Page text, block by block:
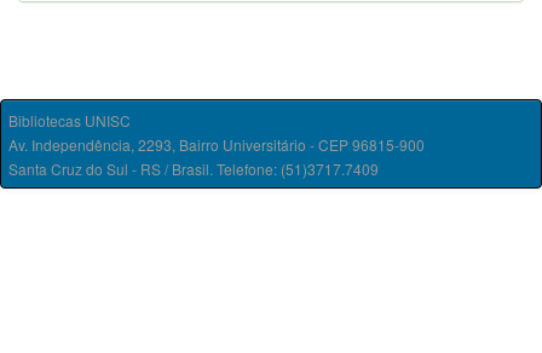
Bibliotecas UNISC
Av. Independência, 2293, Bairro Universitário - CEP 96815-900
Santa Cruz do Sul - RS / Brasil. Telefone: (51)3717.7409